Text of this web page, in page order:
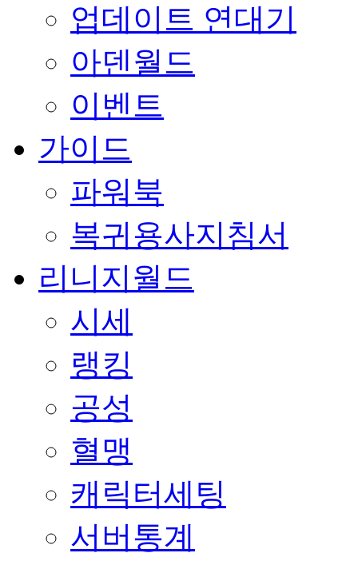
업데이트 연대기
아덴월드
이벤트
가이드
파워북
복귀용사지침서
리니지월드
시세
랭킹
공성
혈맹
캐릭터세팅
서버통계